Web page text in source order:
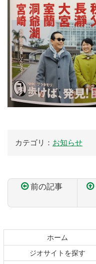
カテゴリ： お知らせ
前の記事
ン
の
ホーム
ジオサイトを探す